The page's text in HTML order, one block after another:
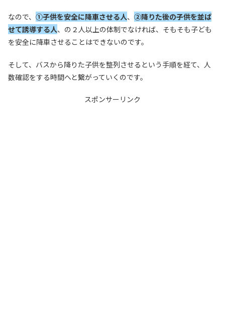
なので、 ①子供を安全に降車させる人、 ②降りた後の子供を並ば
せて誘導する人、の２人以上の体制でなければ、そもそも子ども
を安全に降車させることはできないのです。
そして、バスから降りた子供を整列させるという手順を経て、人
数確認をする時間へと繋がっていくのです。
スポンサーリンク